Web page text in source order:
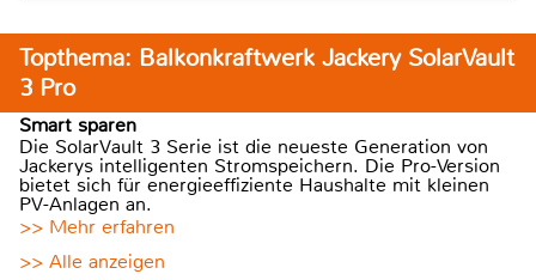
Topthema: Balkonkraftwerk Jackery SolarVault
3 Pro
Smart sparen
Die SolarVault 3 Serie ist die neueste Generation von
Jackerys intelligenten Stromspeichern. Die Pro-Version
bietet sich für energieeffiziente Haushalte mit kleinen
PV-Anlagen an.
>> Mehr erfahren
>> Alle anzeigen